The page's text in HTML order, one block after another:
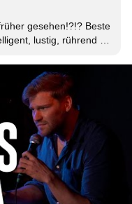
gesehen!?!? Beste
lustig, rührend